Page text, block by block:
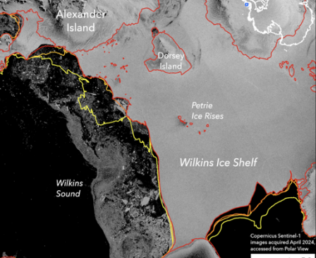
como
este sitio
IP
de
posible
traten tus
en
a lo que
u
en